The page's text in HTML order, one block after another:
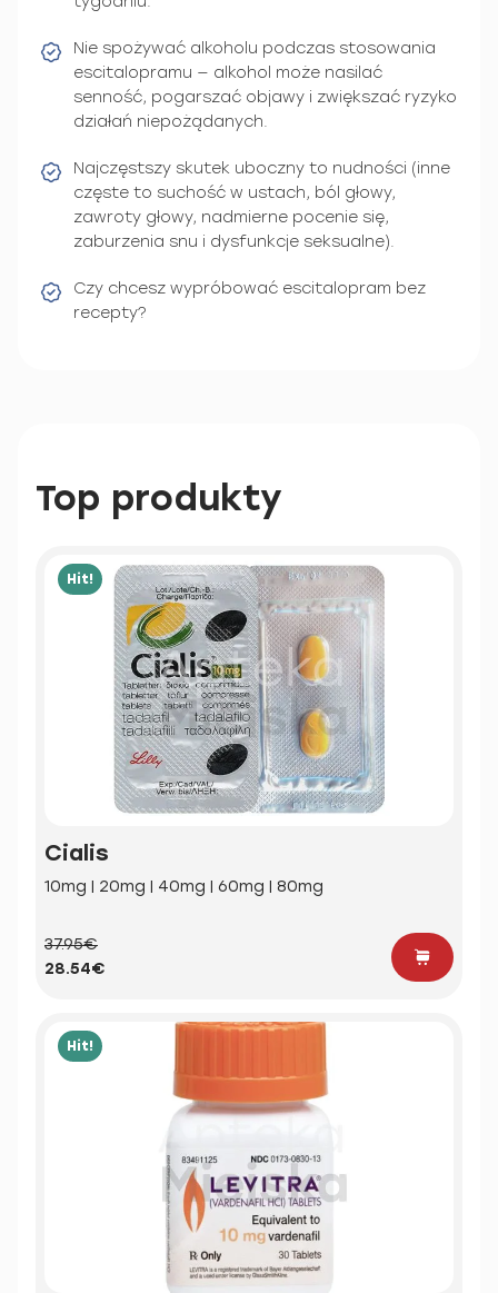
Nie spożywać alkoholu podczas stosowania
escitalopramu — alkohol może nasilać
senność, pogarszać objawy i zwiększać ryzyko
działań niepożądanych.
Najczęstszy skutek uboczny to nudności (inne
częste to suchość w ustach, ból głowy,
zawroty głowy, nadmierne pocenie się,
zaburzenia snu i dysfunkcje seksualne).
Czy chcesz wypróbować escitalopram bez
recepty?
Top produkty
Hit!
Cialis
10mg | 20mg | 40mg | 60mg | 80mg
37.95€
28.54€
Hit!